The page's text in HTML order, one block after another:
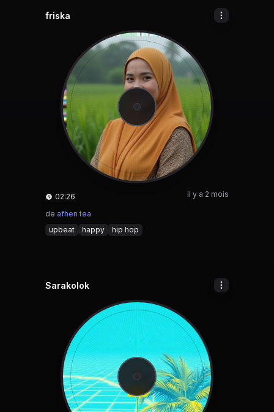
friska
02:26 il y a 2 mois
de afhen tea
upbeat
happy hip hop
Sarakolok